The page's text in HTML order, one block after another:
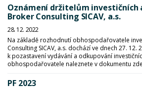
Oznámení držitelům investičních
Broker Consulting SICAV, a.s.
28. 12. 2022
Na základě rozhodnutí obhospodařovatele
Consulting SICAV, a.s. dochází ve dnech 27. 12.
k pozastavení vydávání a odkupování
obhospodařovatele naleznete v dokumentu
PF 2023